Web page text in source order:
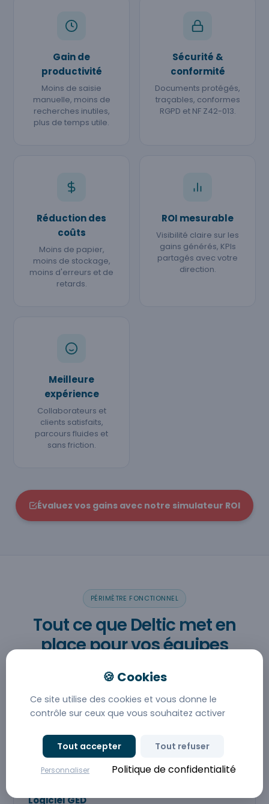
Gain de
productivité
Moins de saisie
manuelle, moins de
recherches inutiles,
plus de temps utile.
Sécurité &
conformité
Documents protégés,
traçables, conformes
RGPD et NF Z42-013.
Réduction des
coûts
Moins de papier,
moins de stockage,
moins d'erreurs et de
retards.
ROI mesurable
Visibilité claire sur les
gains générés, KPIs
partagés avec votre
direction.
Meilleure
expérience
Collaborateurs et
clients satisfaits,
parcours fluides et
sans friction.
Évaluez vos gains avec notre simulateur ROI
PÉRIMÈTRE FONCTIONNEL
Tout ce que Deltic met en
place pour vos équipes
votre solution GED.
Logiciel GED
Ce site utilise des cookies et vous donne le
contrôle sur ceux que vous souhaitez activer
Tout accepter Tout refuser
Personnaliser Politique de confidentialité